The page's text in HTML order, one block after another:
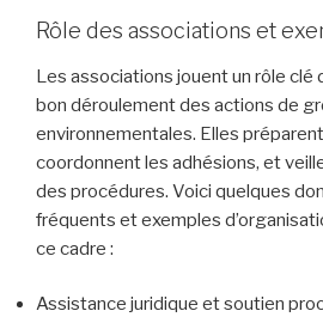
Rôle des associations et
Les associations jouent un rôle clé
bon déroulement des actions de
environnementales. Elles
coordonnent les adhésions, et
des procédures. Voici quelques
fréquents et exemples
ce cadre :
Assistance juridique et soutien